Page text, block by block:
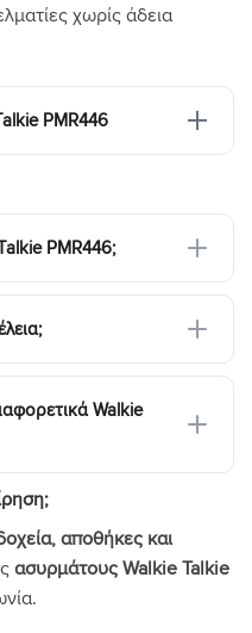
χωρίς άδεια
PMR446
PMR446;
Walkie
αποθήκες και
ασυρμάτους Walkie Talkie